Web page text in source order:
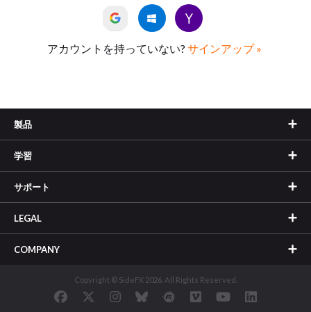
アカウントを持っていない? サインアップ »
製品
学習
サポート
LEGAL
COMPANY
Copyright © SideFX 2026. All Rights Reserved.